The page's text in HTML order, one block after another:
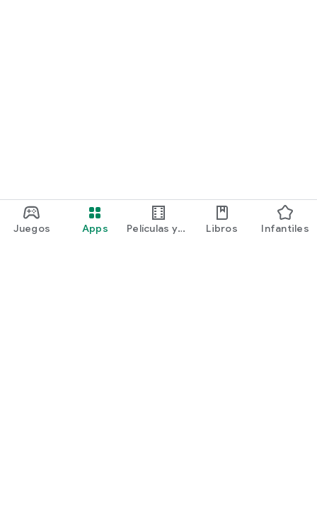
Juegos Apps
Películas y
Libros Infantiles